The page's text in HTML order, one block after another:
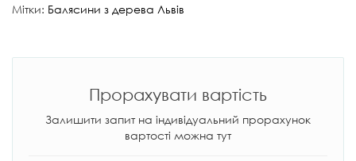
Мітки: Балясини з дерева Львів
Прорахувати вартість
Залишити запит на індивідуальний прорахунок
вартості можна тут